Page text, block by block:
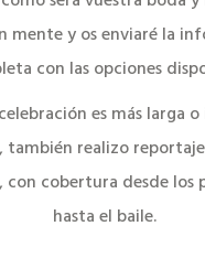
mente y os enviaré la
con las opciones
es más larga
también realizo
con cobertura desde los
hasta el baile.